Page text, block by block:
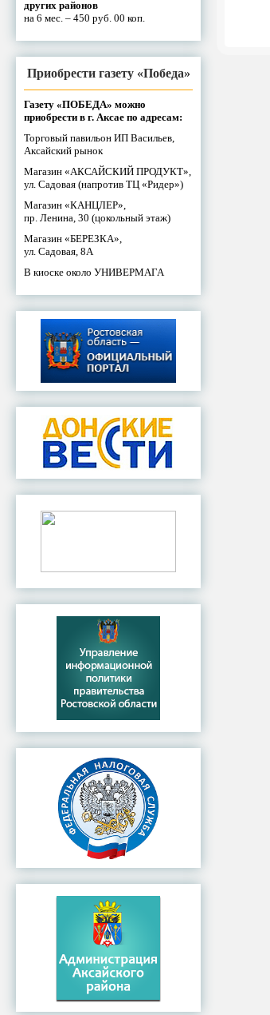
других районов
на 6 мес. – 450 руб. 00 коп.
Приобрести газету «Победа»
Газету «ПОБЕДА» можно
приобрести в г. Аксае по адресам:
Торговый павильон ИП Васильев,
Аксайский рынок
Магазин «АКСАЙСКИЙ ПРОДУКТ»,
ул. Садовая (напротив ТЦ «Ридер»)
Магазин «КАНЦЛЕР»,
пр. Ленина, 30 (цокольный этаж)
Магазин «БЕРЕЗКА»,
ул. Садовая, 8А
В киоске около УНИВЕРМАГА